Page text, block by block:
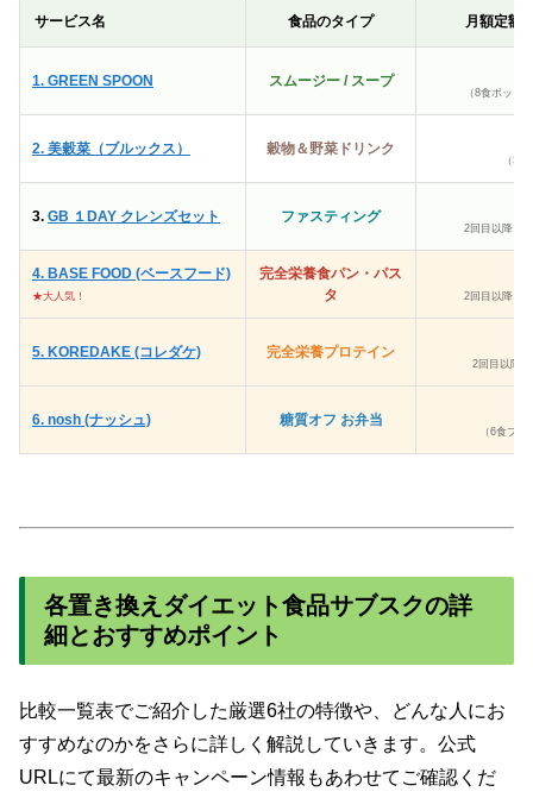
サービス名 食品のタイプ 月額定額
1. GREEN SPOON スムージー / スープ
（8食ボック
2. 美穀菜（ブルックス） 穀物＆野菜ドリンク
（30
3. GB １DAY クレンズセット ファスティング
2回目以降
4. BASE FOOD (ベースフード)
★大人気！
完全栄養食パン・パス
タ
2回目以降
5. KOREDAKE (コレダケ) 完全栄養プロテイン
2回目以降
6. nosh (ナッシュ) 糖質オフ お弁当
（6食プ
各置き換えダイエット食品サブスクの詳
細とおすすめポイント
比較一覧表でご紹介した厳選6社の特徴や、どんな人にお
すすめなのかをさらに詳しく解説していきます。公式
URLにて最新のキャンペーン情報もあわせてご確認くだ